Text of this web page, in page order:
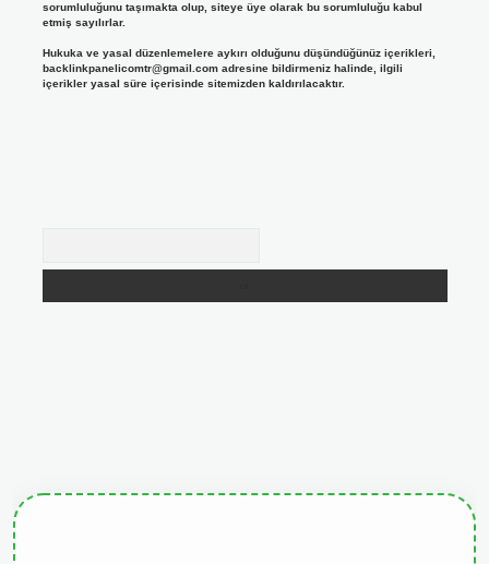
sorumluluğunu taşımakta olup, siteye üye olarak bu sorumluluğu kabul
etmiş sayılırlar.
Hukuka ve yasal düzenlemelere aykırı olduğunu düşündüğünüz içerikleri,
backlinkpanelicomtr@gmail.comadresine bildirmeniz halinde, ilgili
içerikler yasal süre içerisinde sitemizden kaldırılacaktır.